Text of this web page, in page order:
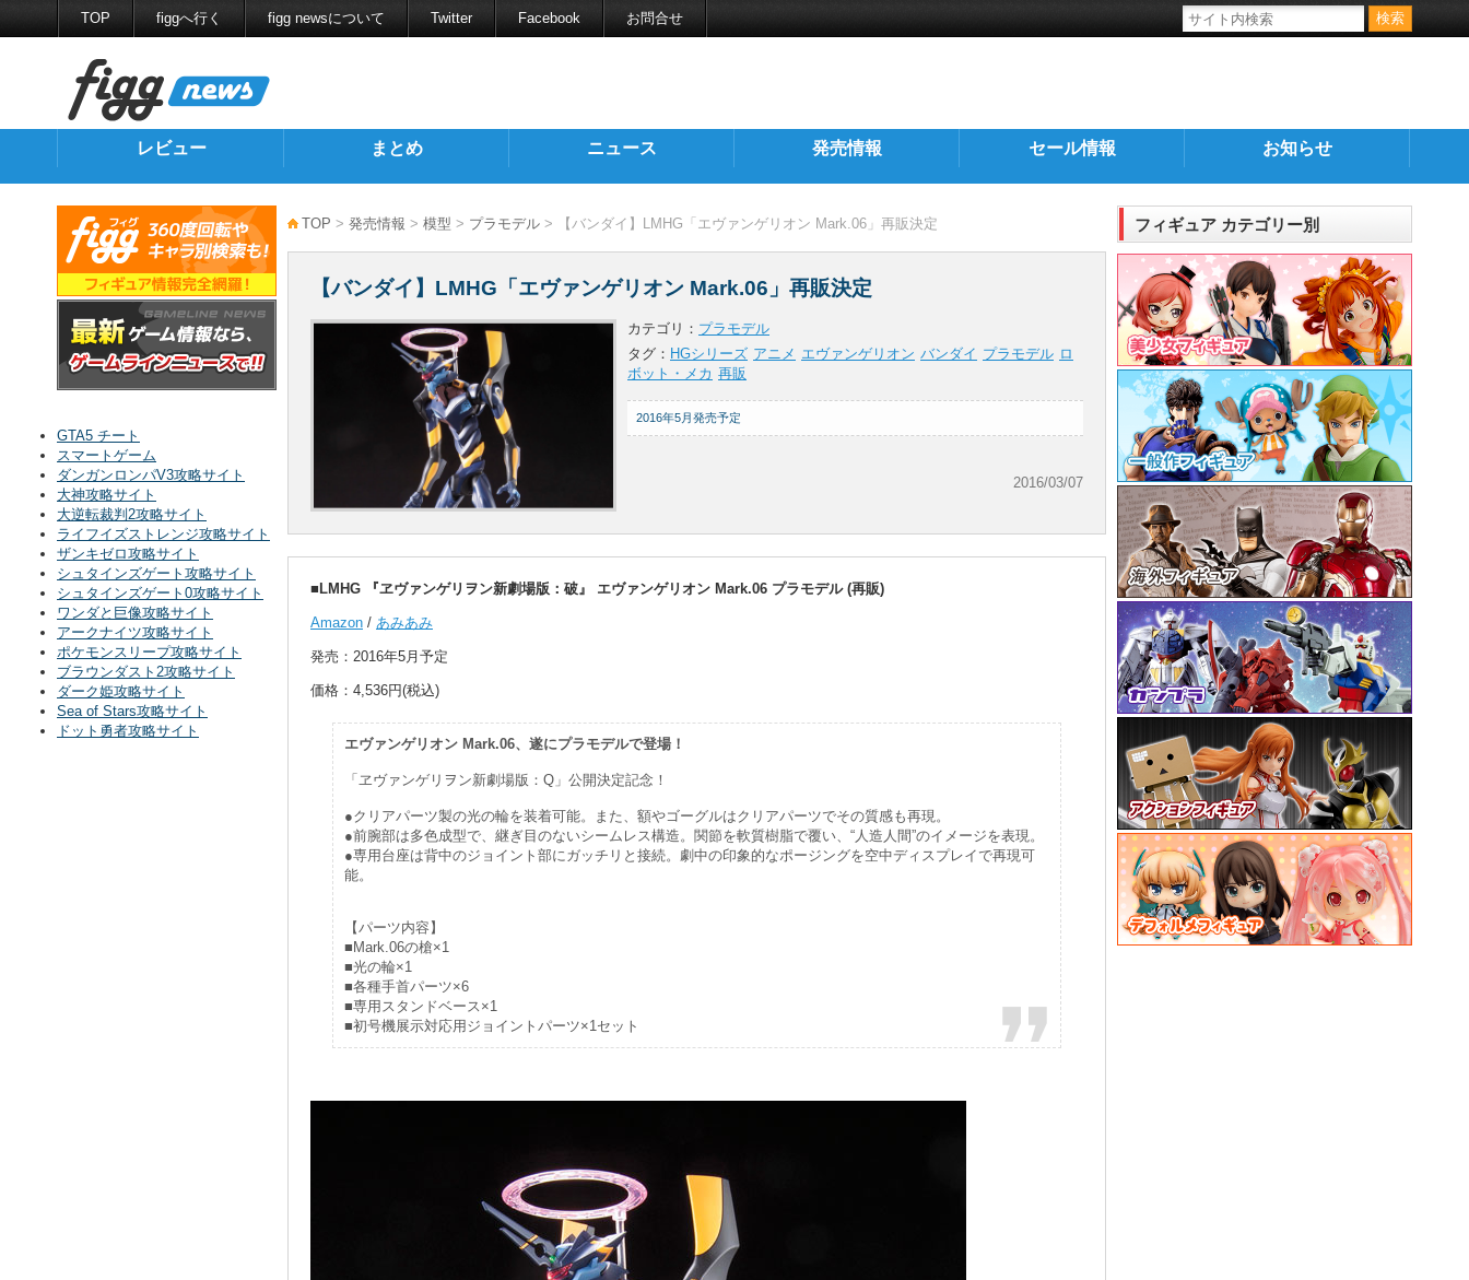
TOP figgへ行く figg newsについて Twitter Facebook お問合せ
レビュー まとめ ニュース 発売情報 セール情報 お知らせ
TOP > 発売情報 > 模型 > プラモデル > 【バンダイ】LMHG「エヴァンゲリオン Mark.06」再販決定
【バンダイ】LMHG「エヴァンゲリオン Mark.06」再販決定
カテゴリ： プラモデル
タグ： HGシリーズ アニメ エヴァンゲリオン バンダイ プラモデル ロ
ボット・メカ 再販
2016/03/07
2016年5月発売予定
■LMHG 『ヱヴァンゲリヲン新劇場版：破』 エヴァンゲリオン Mark.06 プラモデル (再販)
Amazon / あみあみ
発売：2016年5月予定
価格：4,536円(税込)
エヴァンゲリオン Mark.06、遂にプラモデルで登場！
「ヱヴァンゲリヲン新劇場版：Q」公開決定記念！
●クリアパーツ製の光の輪を装着可能。また、額やゴーグルはクリアパーツでその質感も再現。
●前腕部は多色成型で、継ぎ目のないシームレス構造。関節を軟質樹脂で覆い、“人造人間”のイメージを表現。
●専用台座は背中のジョイント部にガッチリと接続。劇中の印象的なポージングを空中ディスプレイで再現可
能。
【パーツ内容】
■Mark.06の槍×1
■光の輪×1
■各種手首パーツ×6
■専用スタンドベース×1
■初号機展示対応用ジョイントパーツ×1セット
GTA5 チート
スマートゲーム
ダンガンロンパV3攻略サイト
大神攻略サイト
大逆転裁判2攻略サイト
ライフイズストレンジ攻略サイト
ザンキゼロ攻略サイト
シュタインズゲート攻略サイト
シュタインズゲート0攻略サイト
ワンダと巨像攻略サイト
アークナイツ攻略サイト
ポケモンスリープ攻略サイト
ブラウンダスト2攻略サイト
ダーク姫攻略サイト
Sea of Stars攻略サイト
ドット勇者攻略サイト
フィギュア カテゴリー別